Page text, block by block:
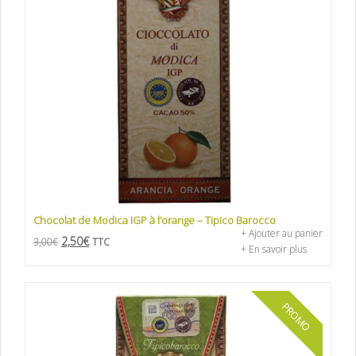
Chocolat de Modica IGP à l’orange – Tipico Barocco
3,00€ 2,50€ TTC
+ Ajouter au panier
+ En savoir plus
PROMO